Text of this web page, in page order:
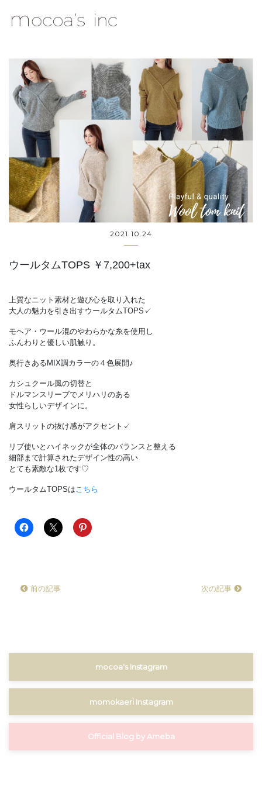
2021.10.24
ウールタムTOPS ￥7,200+tax
上質なニット素材と遊び心を取り入れた
大人の魅力を引き出すウールタムTOPS✓
モヘア・ウール混のやわらかな糸を使用し
ふんわりと優しい肌触り。
奥行きあるMIX調カラーの４色展開♪
カシュクール風の切替と
ドルマンスリーブでメリハリのある
女性らしいデザインに。
肩スリットの抜け感がアクセント✓
リブ使いとハイネックが全体のバランスと整える
細部まで計算されたデザイン性の高い
とても素敵な1枚です♡
ウールタムTOPSは こちら
前の記事 次の記事
mocoa's Instagram
momokaeri Instagram
Official Blog by Ameba